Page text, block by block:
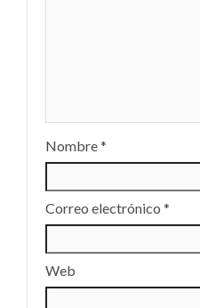
Nombre*
Correo electrónico *
Web